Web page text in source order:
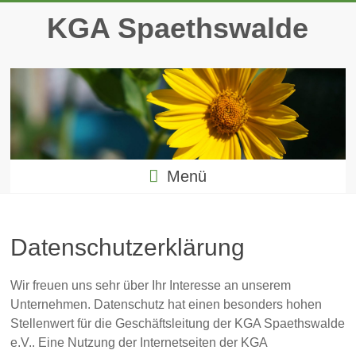
springenKGA Spaethswalde
Menü
Datenschutzerklärung
Wir freuen uns sehr über Ihr Interesse an unserem
Unternehmen. Datenschutz hat einen besonders hohen
Stellenwert für die Geschäftsleitung der KGA Spaethswalde
e.V.. Eine Nutzung der Internetseiten der KGA